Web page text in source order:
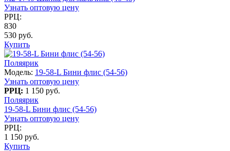
Узнать оптовую цену
РРЦ:
830
530 руб.
Купить
Поляярик
Модель: 19-58-L Бини флис (54-56)
Узнать оптовую цену
РРЦ: 1 150 руб.
Поляярик
19-58-L Бини флис (54-56)
Узнать оптовую цену
РРЦ:
1 150 руб.
Купить